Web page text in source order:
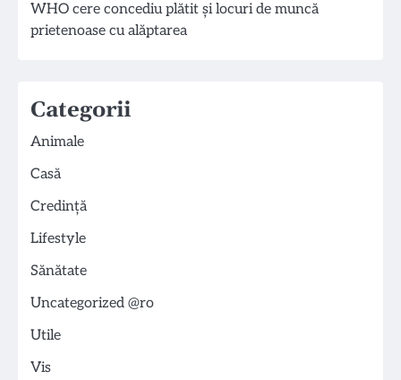
WHO cere concediu plătit și locuri de muncă
prietenoase cu alăptarea
Categorii
Animale
Casă
Credință
Lifestyle
Sănătate
Uncategorized @ro
Utile
Vis